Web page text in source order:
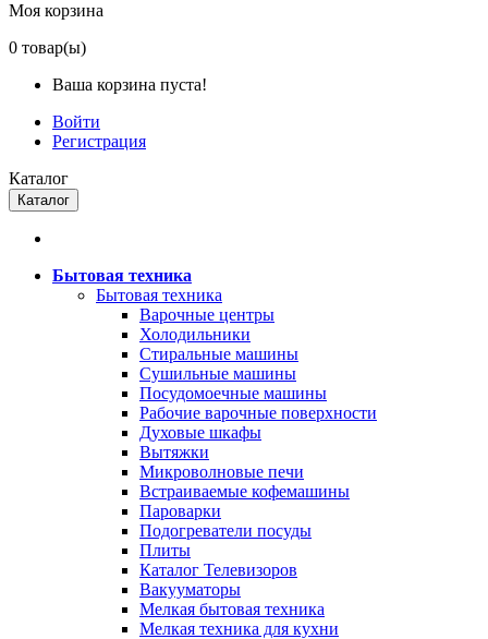
Моя корзина
0 товар(ы)
Ваша корзина пуста!
Войти
Регистрация
Каталог
Каталог
Бытовая техника
Бытовая техника
Варочные центры
Холодильники
Стиральные машины
Сушильные машины
Посудомоечные машины
Рабочие варочные поверхности
Духовые шкафы
Вытяжки
Микроволновые печи
Встраиваемые кофемашины
Пароварки
Подогреватели посуды
Плиты
Каталог Телевизоров
Вакууматоры
Мелкая бытовая техника
Мелкая техника для кухни